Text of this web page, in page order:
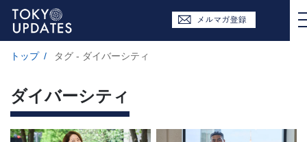
トップ / タグ - ダイバーシティ
ダイバーシティ